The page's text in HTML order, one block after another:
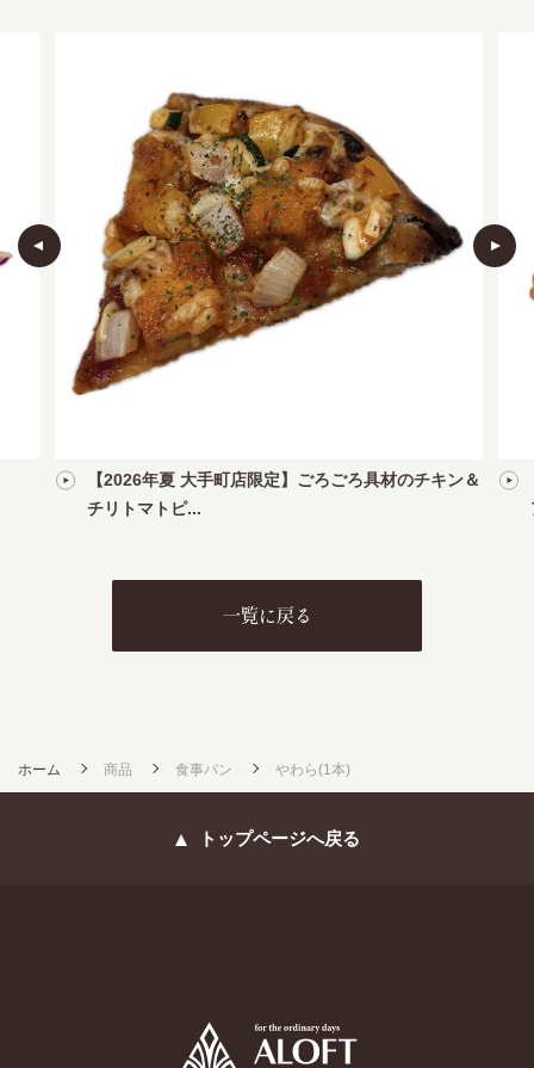
【2026年夏 大手町店限定】ごろごろ具材のチキン＆
チリトマトピ...
一覧に戻る
ホーム 商品 食事パン やわら(1本)
トップページへ戻る